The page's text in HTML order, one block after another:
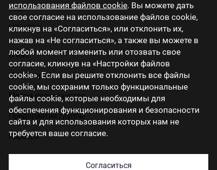
использования файлов cookie. Вы можете дать
свое согласие на использование файлов cookie,
кликнув на «Согласиться», или отклонить их,
нажав на «Не согласиться», а также вы можете в
любой момент изменить или отозвать свое
согласие, кликнув на «Настройки файлов
cookie». Если вы решите отклонить все файлы
cookie, мы сохраним только функциональные
файлы cookie, которые необходимы для
обеспечения функционирования и безопасности
сайта и для использования которых нам не
требуется ваше согласие.
Согласиться
Eesti
Lietuviškai
О нас
Инвесторам
Медиа-пространство
Предприятия группы
Карьера
Контакты